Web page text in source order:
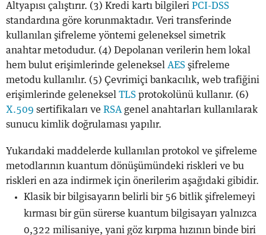
Altyapısı çalıştırır. (3) Kredi kartı bilgileri PCI-DSS
standardına göre korunmaktadır. Veri transferinde
kullanılan şifreleme yöntemi geleneksel simetrik
anahtar metodudur. (4) Depolanan verilerin hem lokal
hem bulut erişimlerinde geleneksel AES şifreleme
metodu kullanılır. (5) Çevrimiçi bankacılık, web trafiğini
erişimlerinde geleneksel TLS protokolünü kullanır. (6)
X.509 sertifikaları ve RSA genel anahtarları kullanılarak
sunucu kimlik doğrulaması yapılır.
Yukarıdaki maddelerde kullanılan protokol ve şifreleme
metodlarının kuantum dönüşümündeki riskleri ve bu
riskleri en aza indirmek için önerilerim aşağıdaki gibidir.
Klasik bir bilgisayarın belirli bir 56 bitlik şifrelemeyi
kırması bir gün sürerse kuantum bilgisayarı yalnızca
0,322 milisaniye, yani göz kırpma hızının binde biri